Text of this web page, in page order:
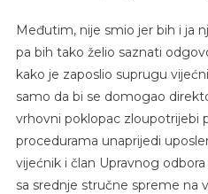
Međutim, nije smio jer bih i ja
pa bih tako želio saznati
kako je zaposlio suprugu
samo da bi se domogao
vrhovni poklopac zloupotrijebi
procedurama unaprijedi
vijećnik i član Upravnog
sa srednje stručne spreme na